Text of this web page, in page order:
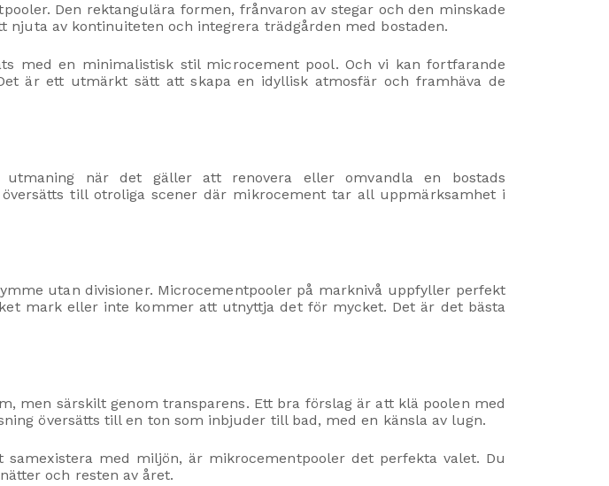
Den rektangulära formen, frånvaron av stegar och den minskade
av kontinuiteten och integrera trädgården med bostaden.
med en minimalistisk stil microcement pool. Och vi kan fortfarande
är ett utmärkt sätt att skapa en idyllisk atmosfär och framhäva de
när det gäller att renovera eller omvandla en bostads
till otroliga scener där mikrocement tar all uppmärksamhet i
utan divisioner. Microcementpooler på marknivå uppfyller perfekt
mark eller inte kommer att utnyttja det för mycket. Det är det bästa
men särskilt genom transparens. Ett bra förslag är att klä poolen med
översätts till en ton som inbjuder till bad, med en känsla av lugn.
med miljön, är mikrocementpooler det perfekta valet. Du
och resten av året.